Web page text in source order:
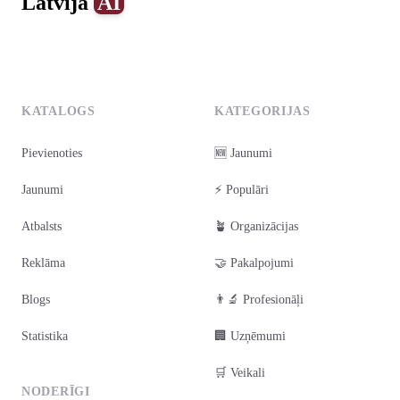
KATALOGS
Pievienoties
Jaunumi
Atbalsts
Reklāma
Blogs
Statistika
NODERĪGI
KATEGORIJAS
🆕 Jaunumi
⚡ Populāri
🪴 Organizācijas
🤝 Pakalpojumi
👨‍🔬 Profesionāļi
🏢 Uzņēmumi
🛒 Veikali